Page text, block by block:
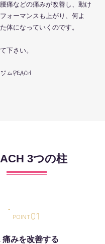
痛などの痛みが改善し、動け
ォーマンスも上がり、何よ
体になっていくのです。
下さい。
ムPEACH
3つの柱
01
POINT
痛みを改善する